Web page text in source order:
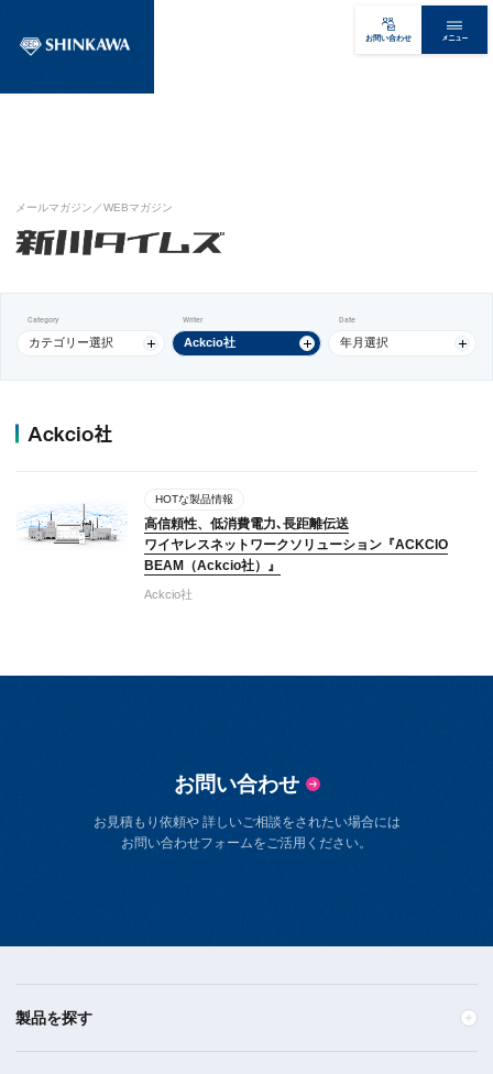
お問い合わせ メニュー
メールマガジン／WEBマガジン
Category
カテゴリー選択
Writer
Ackcio社
Date
年月選択
Ackcio社
HOTな製品情報
高信頼性、低消費電力､長距離伝送
ワイヤレスネットワークソリューション『ACKCIO
BEAM（Ackcio社）』
Ackcio社
お問い合わせ
お見積もり依頼や 詳しいご相談をされたい場合には
お問い合わせフォームをご活用ください。
製品を探す